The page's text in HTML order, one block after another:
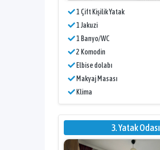
1 Çift Kişilik Yatak
1 Jakuzi
1 Banyo/WC
2 Komodin
Elbise dolabı
Makyaj Masası
Klima
3. Yatak Odası